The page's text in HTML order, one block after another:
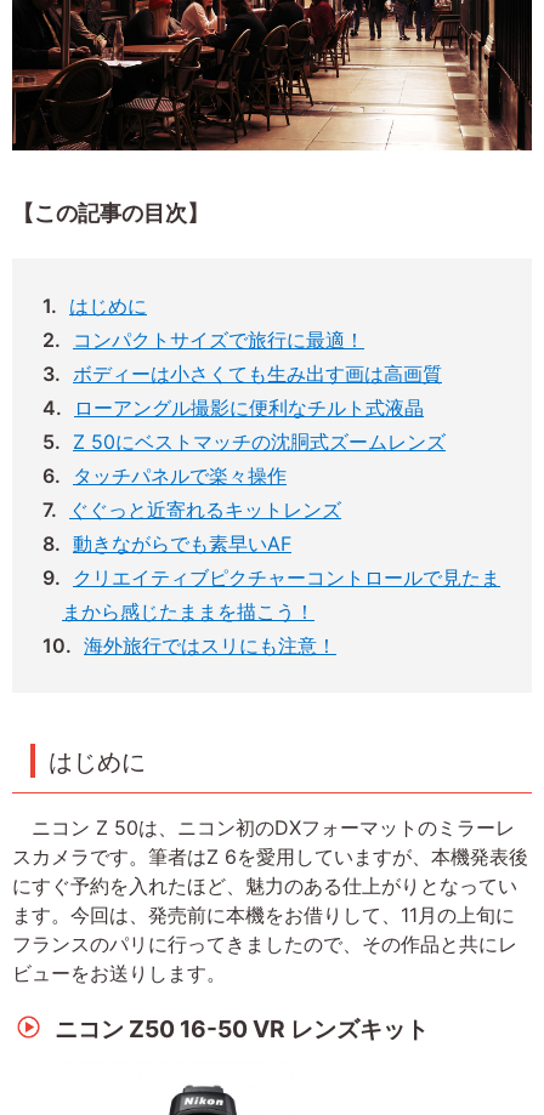
【この記事の目次】
はじめに
コンパクトサイズで旅行に最適！
ボディーは小さくても生み出す画は高画質
ローアングル撮影に便利なチルト式液晶
Z 50にベストマッチの沈胴式ズームレンズ
タッチパネルで楽々操作
ぐぐっと近寄れるキットレンズ
動きながらでも素早いAF
クリエイティブピクチャーコントロールで見たま
まから感じたままを描こう！
海外旅行ではスリにも注意！
はじめに
ニコン Z 50は、ニコン初のDXフォーマットのミラーレ
スカメラです。筆者はZ 6を愛用していますが、本機発表後
にすぐ予約を入れたほど、魅力のある仕上がりとなってい
ます。今回は、発売前に本機をお借りして、11月の上旬に
フランスのパリに行ってきましたので、その作品と共にレ
ビューをお送りします。
ニコン Z50 16-50 VR レンズキット